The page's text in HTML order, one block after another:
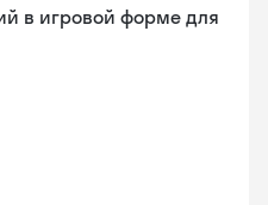
в игровой форме для